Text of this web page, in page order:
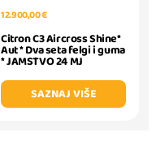
12.900,00 €
Citron C3 Aircross Shine*
Aut * Dva seta felgi i guma
* JAMSTVO 24 MJ
SAZNAJ VIŠE